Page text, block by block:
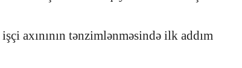
axınının tənzimlənməsində ilk addım